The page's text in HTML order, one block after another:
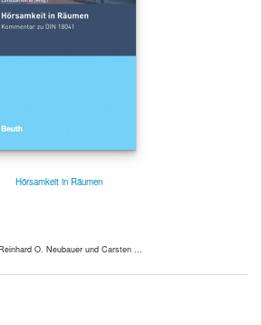
Hörsamkeit in Räumen
O. Neubauer und Carsten ...